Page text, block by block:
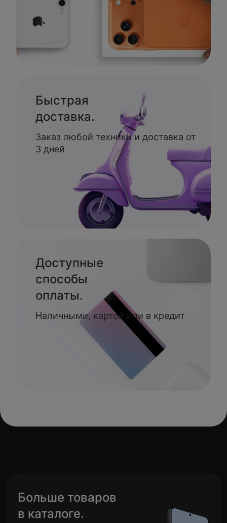
Быстрая
доставка.
Заказ любой техники и доставка от
3 дней
Доступные
способы
оплаты.
Наличными, картой или в кредит
Больше товаров
в каталоге.